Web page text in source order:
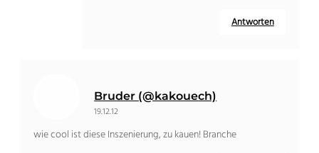
Antworten
Bruder (@kakouech)
19.12.12
wie cool ist diese Inszenierung, zu kauen! Branche